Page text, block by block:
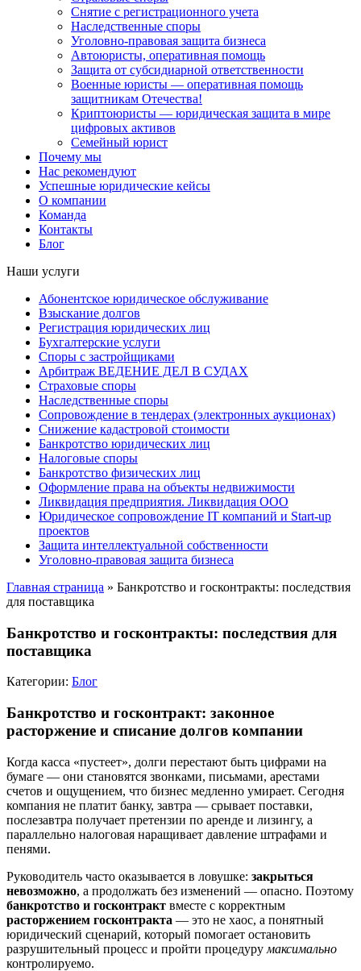
Снятие с регистрационного учета
Наследственные споры
Уголовно-правовая защита бизнеса
Автоюристы, оперативная помощь
Защита от субсидиарной ответственности
Военные юристы — оперативная помощь
защитникам Отечества!
Криптоюристы — юридическая защита в мире
цифровых активов
Семейный юрист
Почему мы
Нас рекомендуют
Успешные юридические кейсы
О компании
Команда
Контакты
Блог
Наши услуги
Абонентское юридическое обслуживание
Взыскание долгов
Регистрация юридических лиц
Бухгалтерские услуги
Споры с застройщиками
Арбитраж ВЕДЕНИЕ ДЕЛ В СУДАХ
Страховые споры
Наследственные споры
Сопровождение в тендерах (электронных аукционах)
Снижение кадастровой стоимости
Банкротство юридических лиц
Налоговые споры
Банкротство физических лиц
Оформление права на объекты недвижимости
Ликвидация предприятия. Ликвидация ООО
Юридическое сопровождение IT компаний и Start-up
проектов
Защита интеллектуальной собственности
Уголовно-правовая защита бизнеса
Главная страница » Банкротство и госконтракты: последствия
для поставщика
Банкротство и госконтракты: последствия для
поставщика
Категории: Блог
Банкротство и госконтракт: законное
расторжение и списание долгов компании
Когда касса «пустеет», долги перестают быть цифрами на
бумаге — они становятся звонками, письмами, арестами
счетов и ощущением, что бизнес медленно умирает. Сегодня
компания не платит банку, завтра — срывает поставки,
послезавтра получает претензии по аренде и лизингу, а
параллельно налоговая наращивает давление штрафами и
пенями.
Руководитель часто оказывается в ловушке: закрыться
невозможно, а продолжать без изменений — опасно. Поэтому
банкротство и госконтракт вместе с корректным
расторжением госконтракта — это не хаос, а понятный
юридический сценарий, который помогает остановить
разрушительный процесс и пройти процедуру максимально
контролируемо.